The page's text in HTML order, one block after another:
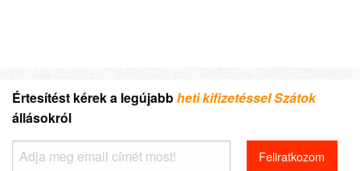
Értesítést kérek a legújabbheti kifizetéssel Szátok
állásokról